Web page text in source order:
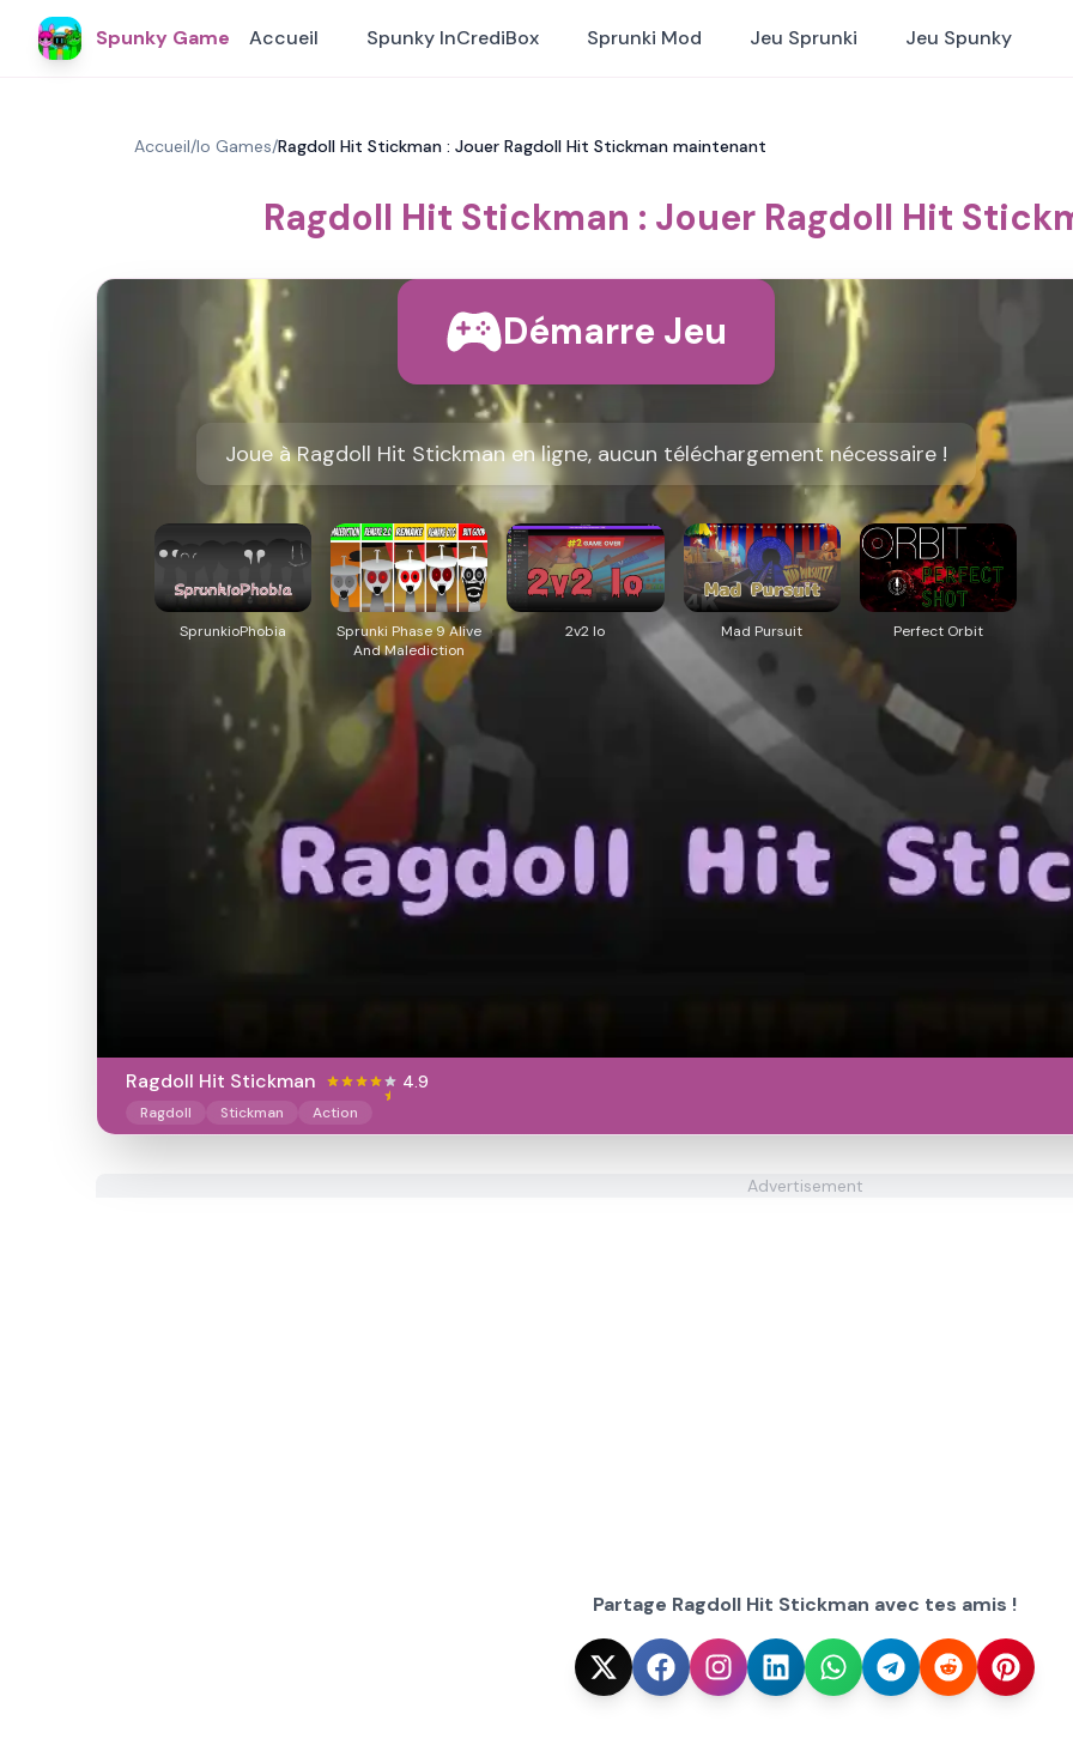
Spunky Game Accueil Spunky InCrediBox Sprunki Mod Jeu Sprunki Jeu Spunky
Accueil/Io Games/Ragdoll Hit Stickman : Jouer Ragdoll Hit Stickman maintenant
Ragdoll Hit Stickman : Jouer Ragdoll Hit
Démarre Jeu
Joue à Ragdoll Hit Stickman en ligne, aucun téléchargement nécessaire !
SprunkioPhobia
Sprunki Phase 9 Alive
And Malediction
2v2 Io Mad Pursuit Perfect Orbit
Ragdoll Hit Stickman 4.9
Ragdoll Stickman Action
Advertisement
Partage Ragdoll Hit Stickman avec tes amis !